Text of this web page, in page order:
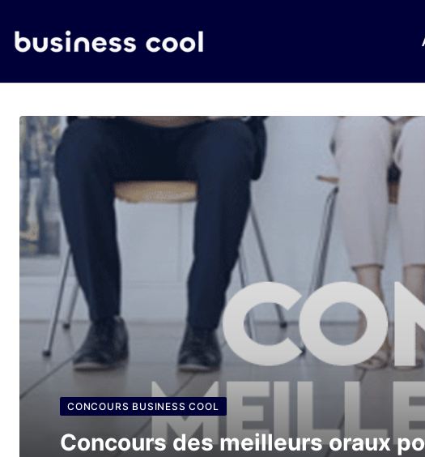
CONCOURS BUSINESS COOL
Concours des meilleurs oraux